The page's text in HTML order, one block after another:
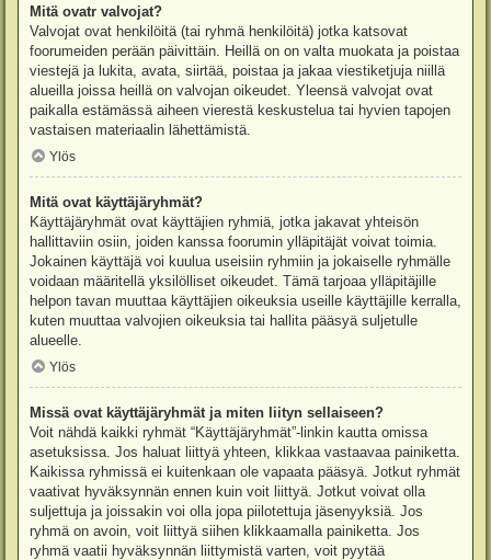
Mitä ovatr valvojat?
Valvojat ovat henkilöitä (tai ryhmä henkilöitä) jotka katsovat
foorumeiden perään päivittäin. Heillä on on valta muokata ja poistaa
viestejä ja lukita, avata, siirtää, poistaa ja jakaa viestiketjuja niillä
alueilla joissa heillä on valvojan oikeudet. Yleensä valvojat ovat
paikalla estämässä aiheen vierestä keskustelua tai hyvien tapojen
vastaisen materiaalin lähettämistä.
Ylös
Mitä ovat käyttäjäryhmät?
Käyttäjäryhmät ovat käyttäjien ryhmiä, jotka jakavat yhteisön
hallittaviin osiin, joiden kanssa foorumin ylläpitäjät voivat toimia.
Jokainen käyttäjä voi kuulua useisiin ryhmiin ja jokaiselle ryhmälle
voidaan määritellä yksilölliset oikeudet. Tämä tarjoaa ylläpitäjille
helpon tavan muuttaa käyttäjien oikeuksia useille käyttäjille kerralla,
kuten muuttaa valvojien oikeuksia tai hallita pääsyä suljetulle
alueelle.
Ylös
Missä ovat käyttäjäryhmät ja miten liityn sellaiseen?
Voit nähdä kaikki ryhmät “Käyttäjäryhmät”-linkin kautta omissa
asetuksissa. Jos haluat liittyä yhteen, klikkaa vastaavaa painiketta.
Kaikissa ryhmissä ei kuitenkaan ole vapaata pääsyä. Jotkut ryhmät
vaativat hyväksynnän ennen kuin voit liittyä. Jotkut voivat olla
suljettuja ja joissakin voi olla jopa piilotettuja jäsenyyksiä. Jos
ryhmä on avoin, voit liittyä siihen klikkaamalla painiketta. Jos
ryhmä vaatii hyväksynnän liittymistä varten, voit pyytää